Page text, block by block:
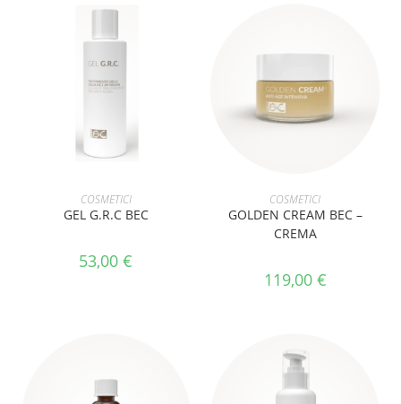
AGGIUNGI AL CARRELLO
COSMETICI
GEL G.R.C BEC
53,00€
AGGIUNGI AL CARRELLO
COSMETICI
GOLDEN CREAM BEC –
CREMA
119,00 €